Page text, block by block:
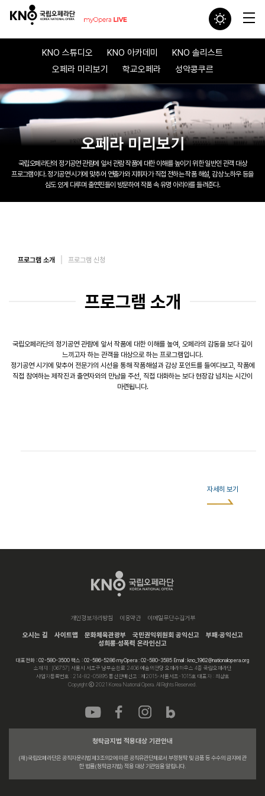
KNO 스튜디오 KNO 아카데미
KNO 솔리스트
오페라 미리보기
학교오페라 성악콩쿠르
오페라 미리보기
국립오페라단의 정기공연 관람에 앞서 관람 작품에 대한 이해를 높이기 위한 일반인 관객 대상
프로그램이다.정기공연 시기에 맞추어 연출가와 지휘자가 직접 전하는 작품 해설, 감상 노하우 등을
심도 있게 다루며 출연진들이 방문하여 작품 속 유명 아리아를 들려준다.
프로그램 소개 프로그램 신청
프로그램 소개
국립오페라단의 정기공연 관람에 앞서 작품에 대한 이해를 높여, 오페라의 감동을 보다 깊이
느끼고자 하는 관객을 대상으로 하는 프로그램입니다.
정기공연 시기에 맞추어 전문가의 시선을 통해 작품해설과 감상 포인트를 들여다보고, 작품에
직접 참여하는 제작진과 출연자와의 만남을 주선, 직접 대화하는 보다 현장감 넘치는 시간이
마련됩니다.
자세히 보기
개인정보처리방침 이용약관 이메일무단수집거부
오시는 길 사이트맵 문화체육관광부 국민권익위원회 공익신고
부패·공익신고
성희롱·성폭력 온라인신고
대표전화 : 02-580-3500 팩스 : 02-586-5286 myOpera : 02-580-3585 Email : kno_1962@nationalopera.org
소재지 : [06757] 서울시 서초구 남부순환로 2406 예술의전당 오페라하우스 4층 국립오페라단
사업자등록번호 : 214-82-05895 통신판매신고 : 제2015-서울서초-1015호 대표자 : 최상호
Copyright ⓒ 2021 Korea National Opera. All Rights Reserved.
청탁금지법 적용대상 기관안내
(재)국립오페라단은 공직자윤리법 제3조의2에 따른 공직유관단체로서 부정청탁 및 금품 등 수수의 금지에 관
한 법률(청탁금지법) 적용 대상 기관임을 알립니다.